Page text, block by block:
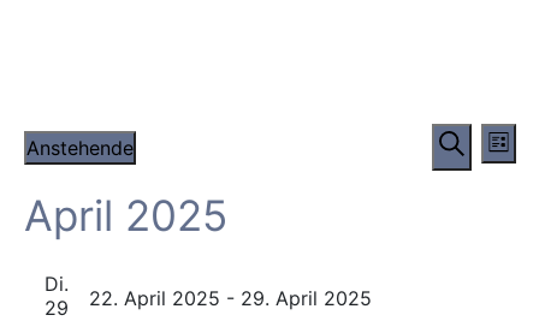
Suche
Suche
Liste
Anstehende
wählen.
April 2025
Di.
29
22. April 2025 - 29. April 2025